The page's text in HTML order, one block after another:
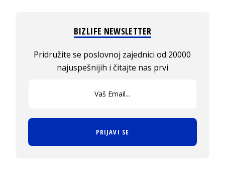
BIZLIFE NEWSLETTER
Pridružite se poslovnoj zajednici od 20000
najuspešnijih i čitajte nas prvi
PRIJAVI SE